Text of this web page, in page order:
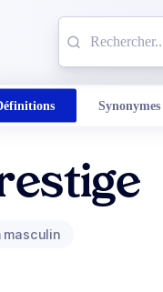
Synonymes
masculin